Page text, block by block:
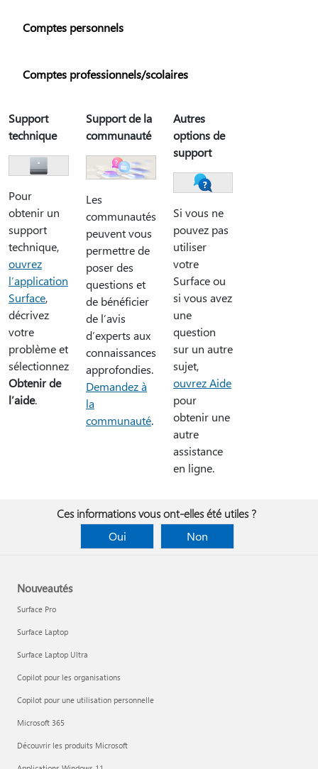
Comptes personnels
Comptes professionnels/scolaires
Support
technique
Pour
obtenir un
support
technique,
ouvrez
l’application
Surface,
décrivez
votre
problème et
sélectionnez
Obtenir de
l’aide.
Support de la
communauté
Les
communautés
peuvent vous
permettre de
poser des
questions et
de bénéficier
de l’avis
d’experts aux
connaissances
approfondies.
Demandez à
la
communauté.
Autres
options de
support
Si vous ne
pouvez pas
utiliser
votre
Surface ou
si vous avez
une
question
sur un autre
sujet,
ouvrez Aide
pour
obtenir une
autre
assistance
en ligne.
Ces informations vous ont-elles été utiles ?
Oui
Non
Nouveautés
Surface Pro
Surface Laptop
Surface Laptop Ultra
Copilot pour les organisations
Copilot pour une utilisation personnelle
Microsoft 365
Découvrir les produits Microsoft